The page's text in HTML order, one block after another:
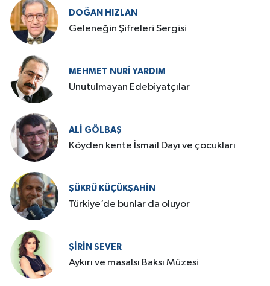
DOĞAN HIZLAN
Geleneğin Şifreleri Sergisi
MEHMET NURI YARDIM
​Unutulmayan Edebiyatçılar
ALI GÖLBAŞ
Köyden kente İsmail Dayı ve çocukları
ŞÜKRÜ KÜÇÜKŞAHIN
Türkiye’de bunlar da oluyor
ŞIRIN SEVER
Aykırı ve masalsı Baksı Müzesi